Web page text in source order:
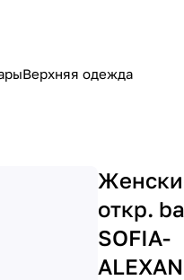
Верхняя одежда
откр.
SOFIA-